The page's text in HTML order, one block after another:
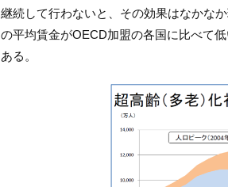
継続して行わないと、その効果はなかな
の平均賃金がOECD加盟の各国に比べて
ある。